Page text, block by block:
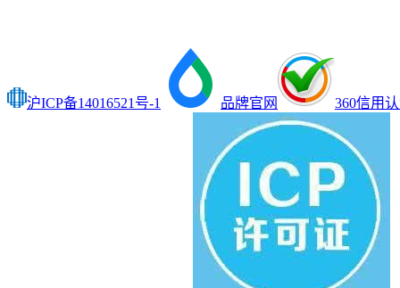
沪ICP备14016521号-1 品牌官网 360信用